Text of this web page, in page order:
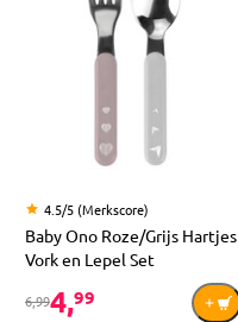
4.5/5 (Merkscore)
Baby Ono Roze/Grijs Hartjes
Vork en Lepel Set
6,994,99